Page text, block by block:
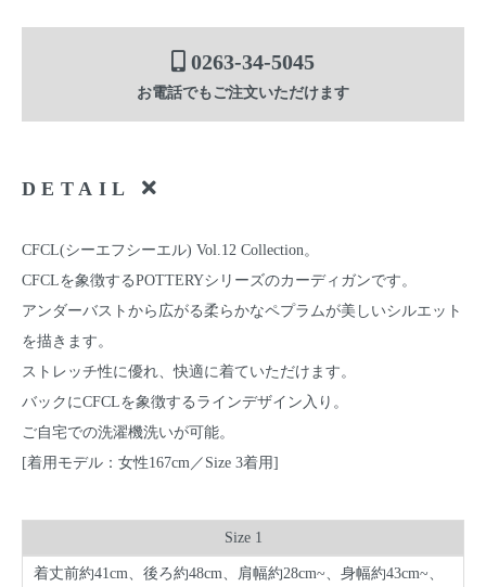
0263-34-5045
お電話でもご注文いただけます
DETAIL
CFCL(シーエフシーエル) Vol.12 Collection。
CFCLを象徴するPOTTERYシリーズのカーディガンです。
アンダーバストから広がる柔らかなペプラムが美しいシルエット
を描きます。
ストレッチ性に優れ、快適に着ていただけます。
バックにCFCLを象徴するラインデザイン入り。
ご自宅での洗濯機洗いが可能。
[着用モデル：女性167cm／Size 3着用]
Size 1
着丈前約41cm、後ろ約48cm、肩幅約28cm~、身幅約43cm~、